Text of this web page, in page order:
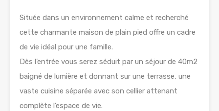
Située dans un environnement calme et recherché
cette charmante maison de plain pied offre un cadre
de vie idéal pour une famille.
Dès l’entrée vous serez séduit par un séjour de 40m2
baigné de lumière et donnant sur une terrasse, une
vaste cuisine séparée avec son cellier attenant
complète l’espace de vie.